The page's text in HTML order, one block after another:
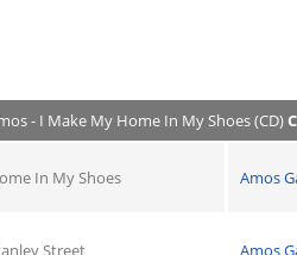
- I Make My Home In My Shoes (CD)
In My Shoes Amos
Street Amos